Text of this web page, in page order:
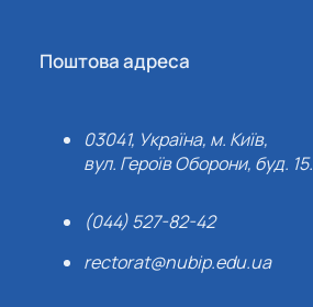
Поштова адреса
03041, Україна, м. Київ,
вул. Героїв Оборони, буд. 15.
(044) 527-82-42
rectorat@nubip.edu.ua